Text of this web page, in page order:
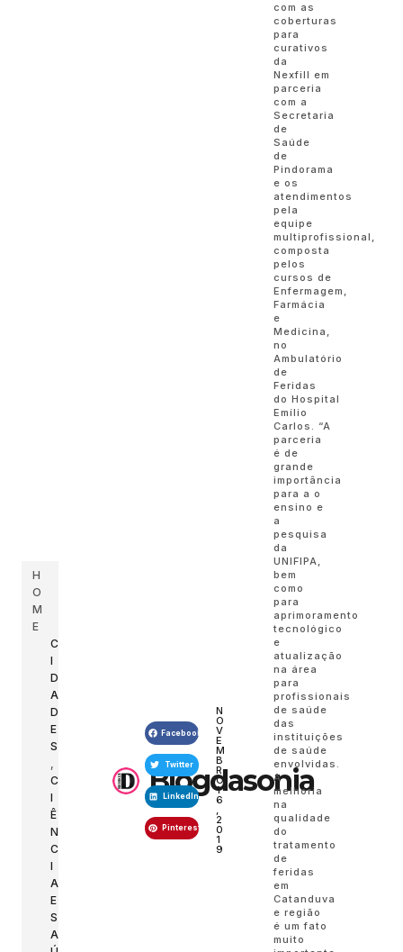
H
O
M
E
C
I
D
A
D
E
S
,
C
I
Ê
N
C
I
A
E
S
A
Blogdasonia
Facebook
Twitter
LinkedIn
Pinterest
N
O
V
E
M
B
R
O
1
6
,
2
0
1
9
com as
coberturas
para
curativos
da
Nexfill em
parceria
com a
Secretaria
de
Saúde
de
Pindorama
e os
atendimentos
pela
equipe
multiprofissional,
composta
pelos
cursos de
Enfermagem,
Farmácia
e
Medicina,
no
Ambulatório
de
Feridas
do Hospital
Emílio
Carlos. “A
parceria
é de
grande
importância
para a o
ensino e
a
pesquisa
da
UNIFIPA,
bem
como
para
aprimoramento
tecnológico
e
atualização
na área
para
profissionais
de saúde
das
instituições
de saúde
envolvidas.
A
melhoria
na
qualidade
do
tratamento
de
feridas
em
Catanduva
e região
é um fato
muito